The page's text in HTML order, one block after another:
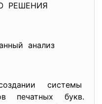
РЕШЕНИЯ
анализ
системы
печатных букв.